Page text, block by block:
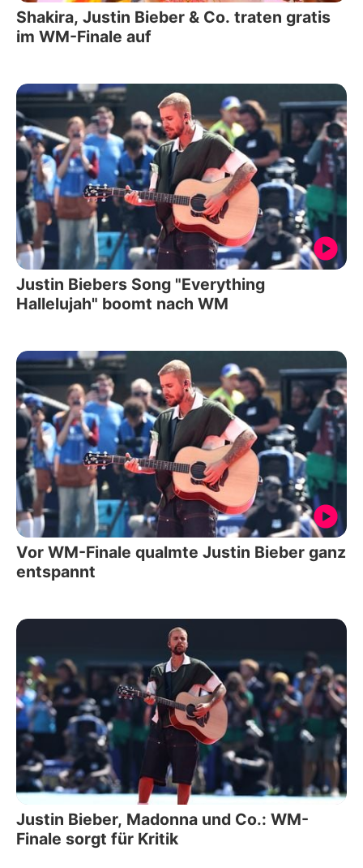
Shakira, Justin Bieber & Co. traten gratis
im WM-Finale auf
Justin Biebers Song "Everything
Hallelujah" boomt nach WM
Vor WM-Finale qualmte Justin Bieber ganz
entspannt
Justin Bieber, Madonna und Co.: WM-
Finale sorgt für Kritik